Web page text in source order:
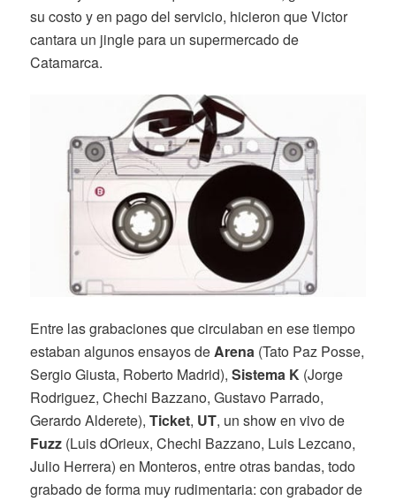
su costo y en pago del servicio, hicieron que Victor
cantara un jingle para un supermercado de
Catamarca.
Entre las grabaciones que circulaban en ese tiempo
estaban algunos ensayos deArena(Tato Paz Posse,
Sergio Giusta, Roberto Madrid), Sistema K(Jorge
Rodriguez, Chechi Bazzano, Gustavo Parrado,
Gerardo Alderete), Ticket, UT, un show en vivo de
Fuzz(Luis dOrieux, Chechi Bazzano, Luis Lezcano,
Julio Herrera) en Monteros, entre otras bandas, todo
grabado de forma muy rudimentaria: con grabador de